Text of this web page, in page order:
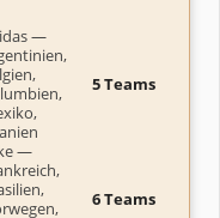
—
5 Teams
—
6 Teams